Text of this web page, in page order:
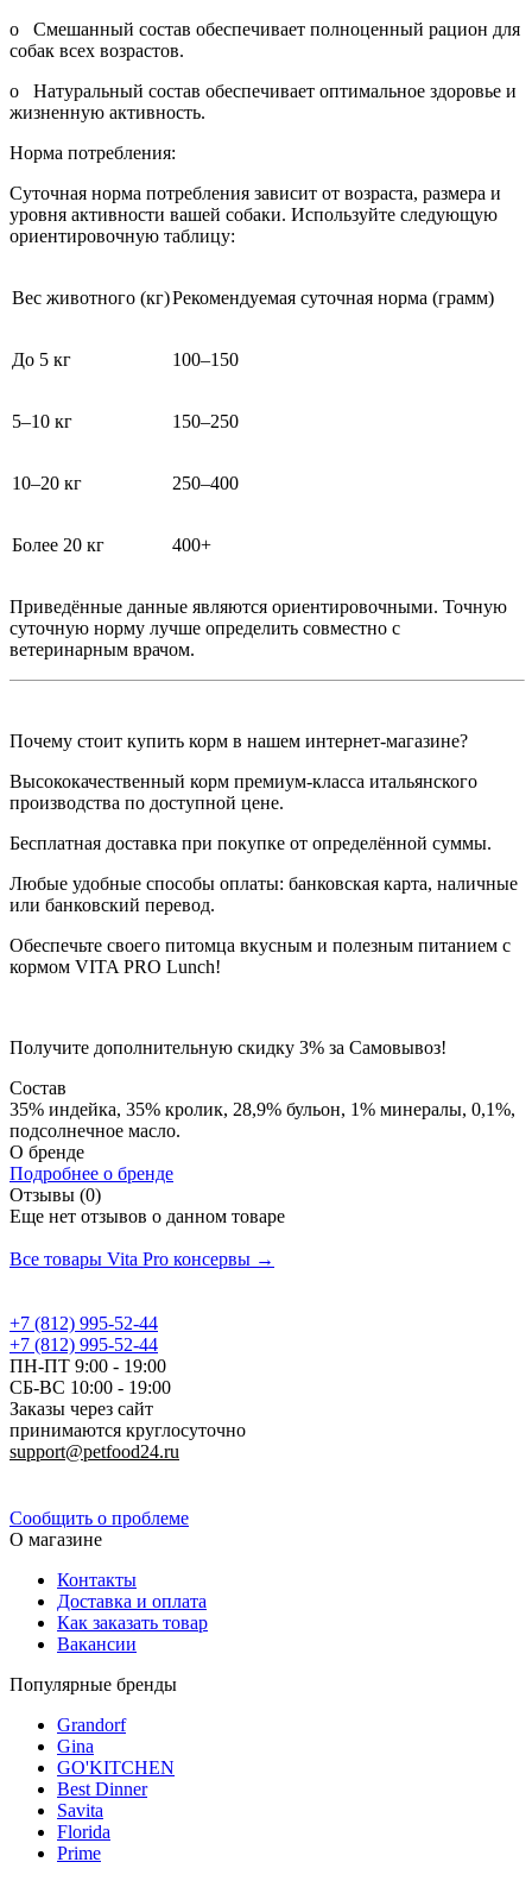
o Смешанный состав обеспечивает полноценный рацион для
собак всех возрастов.
o Натуральный состав обеспечивает оптимальное здоровье и
жизненную активность.
Норма потребления:
Суточная норма потребления зависит от возраста, размера и
уровня активности вашей собаки. Используйте следующую
ориентировочную таблицу:
Вес животного (кг)Рекомендуемая суточная норма (грамм)
До 5 кг 100–150
5–10 кг 150–250
10–20 кг 250–400
Более 20 кг 400+
Приведённые данные являются ориентировочными. Точную
суточную норму лучше определить совместно с
ветеринарным врачом.
Почему стоит купить корм в нашем интернет-магазине?
Высококачественный корм премиум-класса итальянского
производства по доступной цене.
Бесплатная доставка при покупке от определённой суммы.
Любые удобные способы оплаты: банковская карта, наличные
или банковский перевод.
Обеспечьте своего питомца вкусным и полезным питанием с
кормом VITA PRO Lunch!
Получите дополнительную скидку 3% за Самовывоз!
Состав
35% индейка, 35% кролик, 28,9% бульон, 1% минералы, 0,1%,
подсолнечное масло.
О бренде
Подробнее о бренде
Отзывы (0)
Еще нет отзывов о данном товаре
Все товары Vita Pro консервы →
+7 (812) 995-52-44
+7 (812) 995-52-44
ПН-ПТ 9:00 - 19:00
СБ-ВС 10:00 - 19:00
Заказы через сайт
принимаются круглосуточно
support@petfood24.ru
Сообщить о проблеме
О магазине
Контакты
Доставка и оплата
Как заказать товар
Вакансии
Популярные бренды
Grandorf
Gina
GO'KITCHEN
Best Dinner
Savita
Florida
Prime